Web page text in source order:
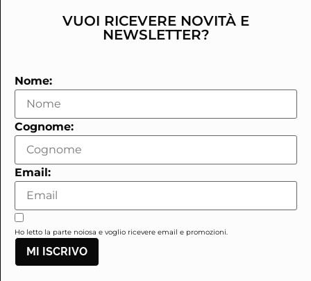
VUOI RICEVERE NOVITÀ E
NEWSLETTER?
Nome:
Cognome:
Email:
Ho letto la parte noiosa e voglio ricevere email e promozioni.
MI ISCRIVO